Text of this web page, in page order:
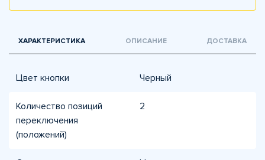
ХАРАКТЕРИСТИКА ОПИСАНИЕ ДОСТАВКА
Цвет кнопки Черный
Количество позиций
переключения
(положений)
2